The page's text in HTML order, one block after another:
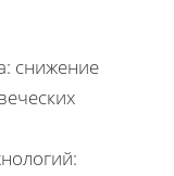
снижение